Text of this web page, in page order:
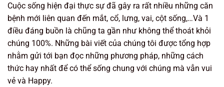
Cuộc sống hiện đại thực sự đã gây ra rất nhiều những căn
bệnh mới liên quan đến mắt, cổ, lưng, vai, cột sống,…Và 1
điều đáng buồn là chũng ta gần như không thể thoát khỏi
chúng 100%. Những bài viết của chúng tôi được tổng hợp
nhằm gửi tới bạn đọc những phương pháp, những cách
thức hay nhất để có thể sống chung với chúng mà vẫn vui
vẻ và Happy.